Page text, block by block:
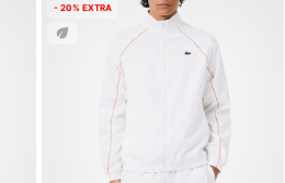
- 20% EXTRA